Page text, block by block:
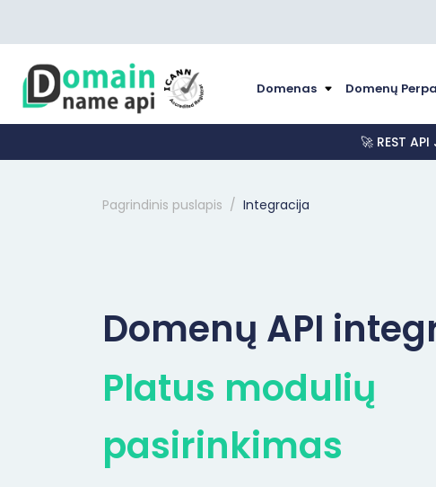
Domenas Domenų
🚀 REST
Pagrindinis puslapis Integracija
Domenų API
Platus modulių
pasirinkimas